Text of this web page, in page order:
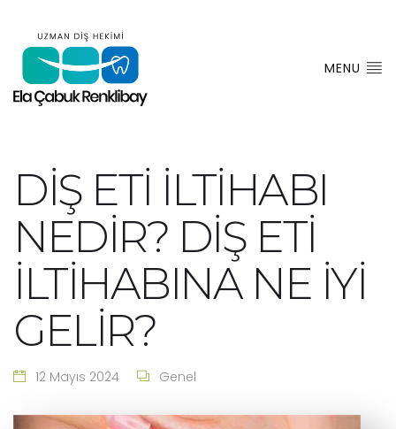
MENU
DİŞ ETİ İLTİHABI
NEDİR? DİŞ ETİ
İLTİHABINA NE İYİ
GELİR?
12 Mayıs 2024 Genel
menu
locations